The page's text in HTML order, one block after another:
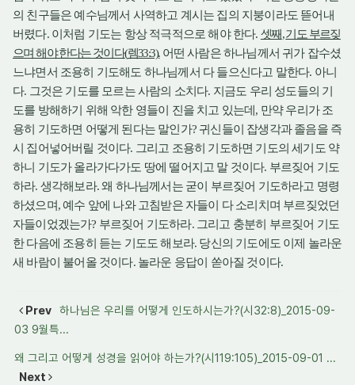
의 친구들은 예수님께서 사역하고 계시는 집의 지붕이라도 뜯어내
버렸다. 이처럼 기도는 항상 적극적으로 해야 한다. 셋째,기도 부르짖
으며 해야 한다는 것이다(렘33:3). 어떤 사람은 하나님께서 귀가 잡수셨
느냐면서 조용히 기도해도 하나님께서 다 들으신다고 말한다. 아니
다. 그것은 기도를 모르는 사람의 소치다. 지금도 우리 성도들의 기
도를 방해하기 위해 악한 영들이 진을 치고 있는데, 만약 우리가 조
용히 기도하면 어떻게 된다는 말인가? 귀신들이 잡생각과 졸음을 즉
시 집어넣어버릴 것이다. 그리고 조용히 기도하면 기도의 세기도 약
하니 기도가 올라가다가도 땅에 떨어지고 말 것이다. 부르짖어 기도
하라. 생각해보라.왜 하나님께서는 굳이 부르짖어 기도하라고 명령
하셨으며, 예수 앞에 나와 고침받은 자들이 다 소리치며 부르짖었던
자들이었겠는가? 부르짖어 기도하라. 그리고 충분히 부르짖어 기도
한 다음에 조용히 듣는 기도도 해보라. 당신의 기도에도 이제 놀라운
새 바람이 불어올 것이다. 놀라운 응답이 쏟아질 것이다.
Prev 하나님은 우리를 어떻게 인도하시는가?(시32:8)_2015-09-
03 9월특...
왜 그리고 어떻게 성경을 읽어야 하는가?(시119:105)_2015-09-01 ...
Next